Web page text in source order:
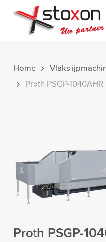
Home
Proth PSGP-1040AHR
Proth PSGP-